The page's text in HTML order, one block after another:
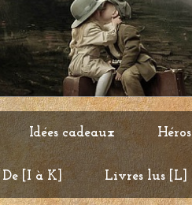
Idées cadeaux Héros
De [I à K] Livres lus [L]